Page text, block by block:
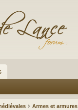
Armes et armures